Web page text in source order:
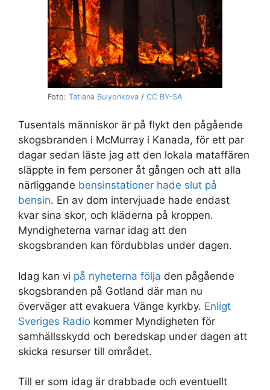
Foto: Tatiana Bulyonkova / CC BY-SA
Tusentals människor är på flykt den pågående
skogsbranden i McMurray i Kanada, för ett par
dagar sedan läste jag att den lokala mataffären
släppte in fem personer åt gången och att alla
närliggande bensinstationer hade slut på
bensin. En av dom intervjuade hade endast
kvar sina skor, och kläderna på kroppen.
Myndigheterna varnar idag att den
skogsbranden kan fördubblas under dagen.
Idag kan vi på nyheterna följa den pågående
skogsbranden på Gotland där man nu
överväger att evakuera Vänge kyrkby. Enligt
Sveriges Radio kommer Myndigheten för
samhällsskydd och beredskap under dagen att
skicka resurser till området.
Till er som idag är drabbade och eventuellt